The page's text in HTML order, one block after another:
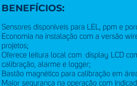
BENEFÍCIOS:
Sensores disponíveis para LEL, ppm e
Economia na instalação com a versão
projetos;
Oferece leitura local com display LCD
calibração, alarme e logger;
Bastão magnético para calibração em
Maior segurança na operação com